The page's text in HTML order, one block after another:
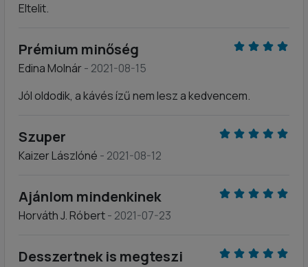
Eltelit.
Prémium minőség
Edina Molnár- 2021-08-15
Jól oldodik, a kávés ízű nem lesz a kedvencem.
Szuper
Kaizer Lászlóné - 2021-08-12
Ajánlom mindenkinek
Horváth J. Róbert- 2021-07-23
Desszertnek is megteszi